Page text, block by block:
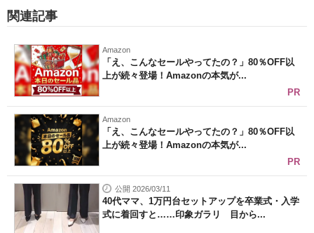
関連記事
Amazon
「え、こんなセールやってたの？」80％OFF以
上が続々登場！Amazonの本気が...
PR
Amazon
「え、こんなセールやってたの？」80％OFF以
上が続々登場！Amazonの本気が...
PR
公開 2026/03/11
40代ママ、1万円台セットアップを卒業式・入学
式に着回すと……印象ガラリ 目から...